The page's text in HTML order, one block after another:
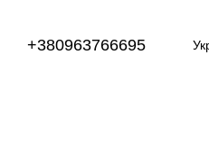
+380963766695